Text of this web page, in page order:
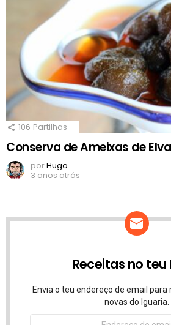
106 Partilhas
Conserva de Ameixas de
porHugo
3 anos atrás
Receitas no teu
Envia o teu endereço de email
novas do Iguaria.
Endereço